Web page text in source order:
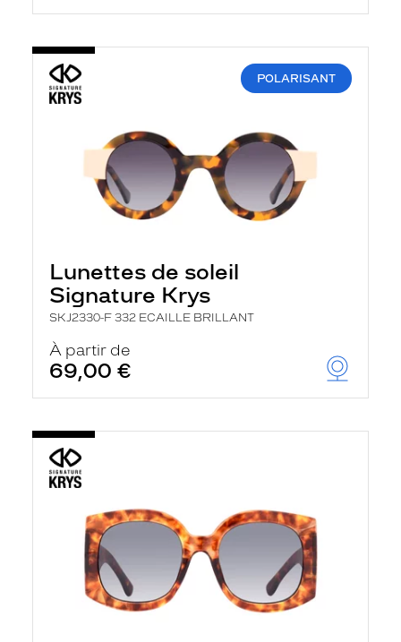
POLARISANT
Lunettes de soleil
Signature Krys
SKJ2330-F 332 ECAILLE BRILLANT
À partir de
69,00 €